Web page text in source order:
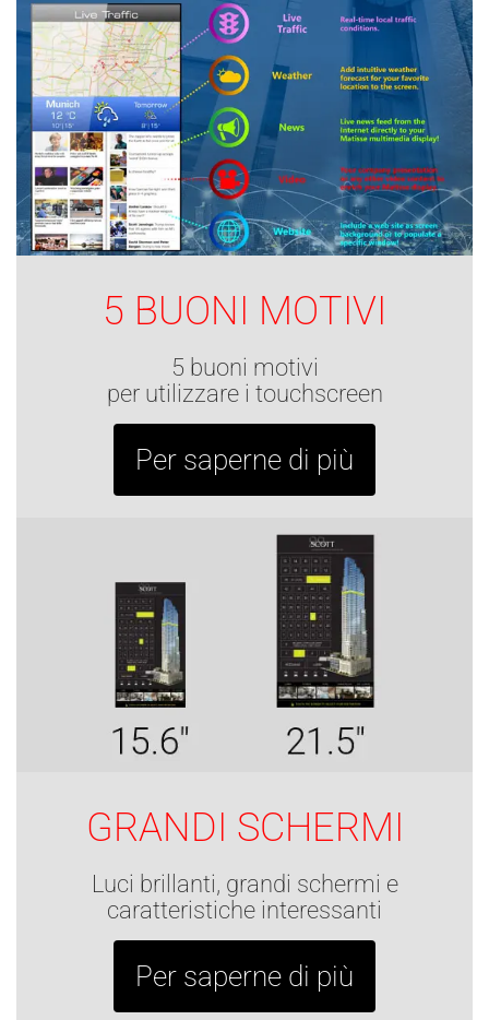
5 BUONI MOTIVI
5 buoni motivi
per utilizzare i touchscreen
Per saperne di più
GRANDI SCHERMI
Luci brillanti, grandi schermi e
caratteristiche interessanti
Per saperne di più